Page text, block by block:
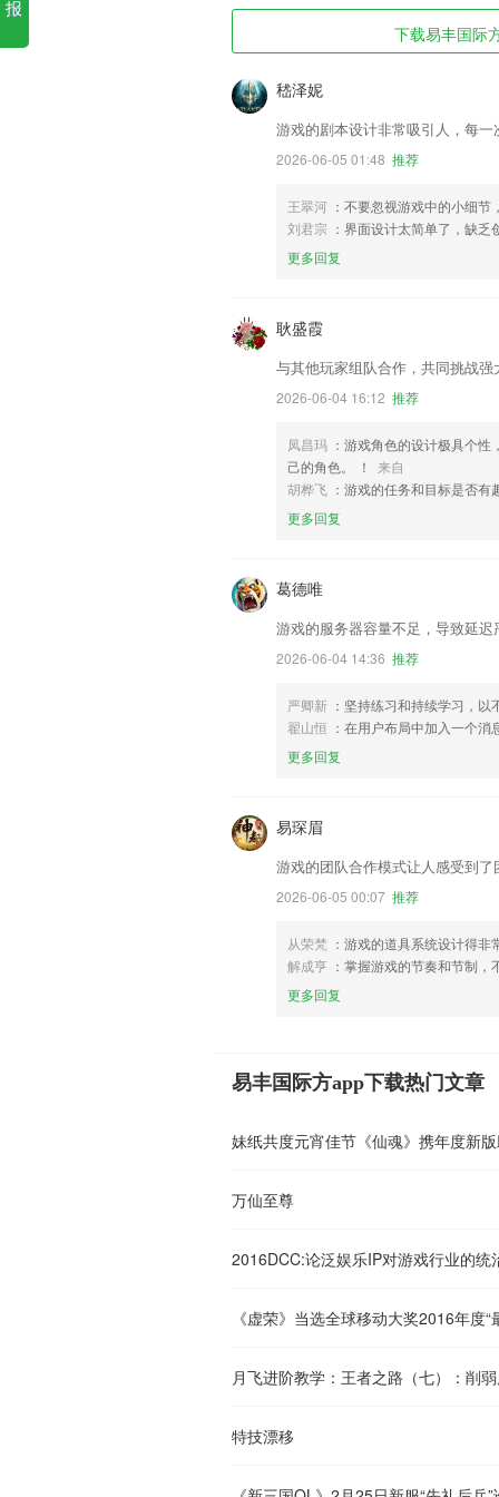
下载易丰国际
嵇泽妮
游戏的剧本设计非常吸引人，每一
2026-06-05 01:48 推荐
王翠河 ：不要忽视游戏中的小细节
刘君宗 ：界面设计太简单了，缺乏
更多回复
耿盛霞
与其他玩家组队合作，共同挑战强
2026-06-04 16:12 推荐
凤昌玛 ：游戏角色的设计极具个
己的角色。 ！
来自
胡桦飞 ：游戏的任务和目标是否有
更多回复
葛德唯
游戏的服务器容量不足，导致延迟
2026-06-04 14:36 推荐
严卿新 ：坚持练习和持续学习，以
翟山恒 ：在用户布局中加入一个
更多回复
易琛眉
游戏的团队合作模式让人感受到了
2026-06-05 00:07 推荐
从荣梵 ：游戏的道具系统设计得非
解成亨 ：掌握游戏的节奏和节制，
更多回复
易丰国际方app下载热门文章
妹纸共度元宵佳节《仙魂》携年度新
万仙至尊
2016DCC:论泛娱乐IP对游戏行业的统
《虚荣》当选全球移动大奖2016年度“
月飞进阶教学：王者之路（七）：削
特技漂移
报